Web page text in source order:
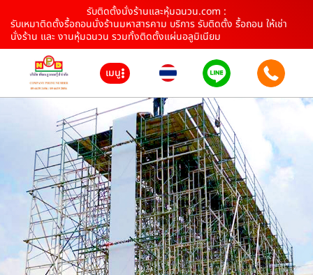
รับติดตั้งนั่งร้านและหุ้มฉนวน.com :
รับเหมาติดตั้งรื้อถอนนั่งร้านมหาสารคาม บริการ รับติดตั้ง รื้อถอน ให้เช่า
นั่งร้าน และ งานหุ้มฉนวน รวมทั้งติดตั้งแผ่นอลูมิเนียม
เมนู